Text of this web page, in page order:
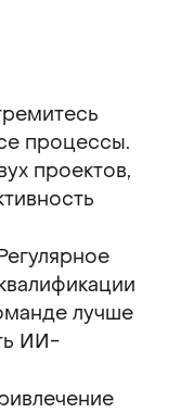
процессы.
проектов,
лучше
ИИ-